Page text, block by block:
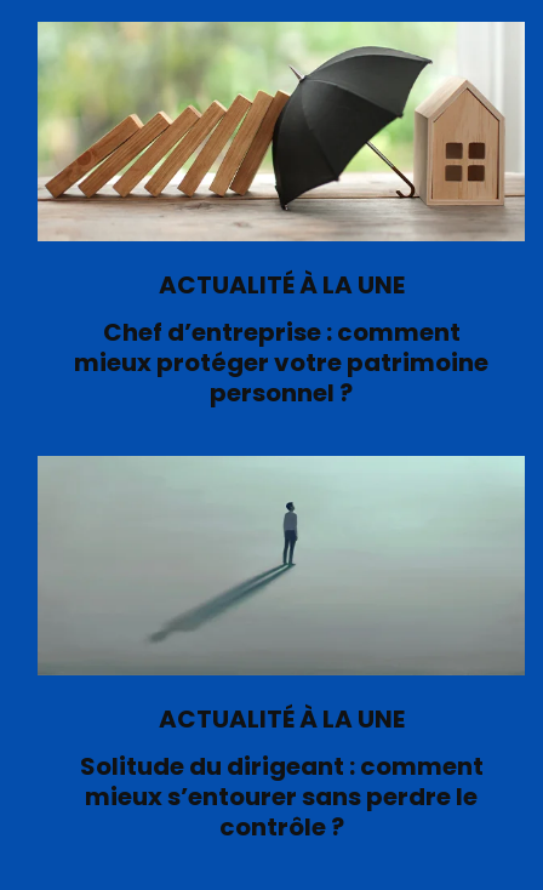
ACTUALITÉ À LA UNE
Chef d’entreprise : comment
mieux protéger votre patrimoine
personnel ?
ACTUALITÉ À LA UNE
Solitude du dirigeant : comment
mieux s’entourer sans perdre le
contrôle ?